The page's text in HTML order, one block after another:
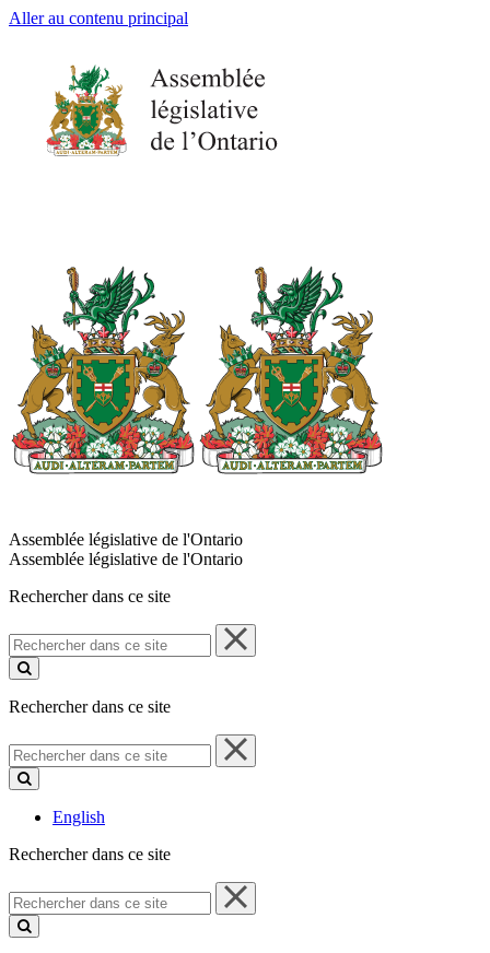
Aller au contenu principal
Assemblée législative de l'Ontario
Assemblée législative de l'Ontario
Rechercher dans ce site
Rechercher
dans
ce
Rechercher dans ce site
Rechercher
dans
ce
English
Rechercher dans ce site
Rechercher
dans
ce